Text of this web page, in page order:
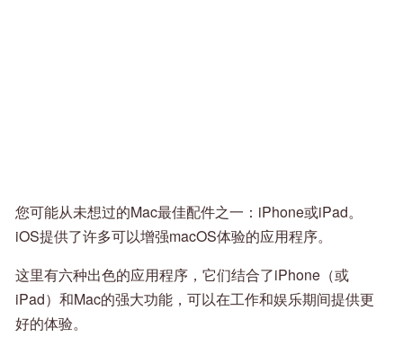
您可能从未想过的Mac最佳配件之一：iPhone或iPad。
iOS提供了许多可以增强macOS体验的应用程序。
这里有六种出色的应用程序，它们结合了iPhone（或
iPad）和Mac的强大功能，可以在工作和娱乐期间提供更
好的体验。